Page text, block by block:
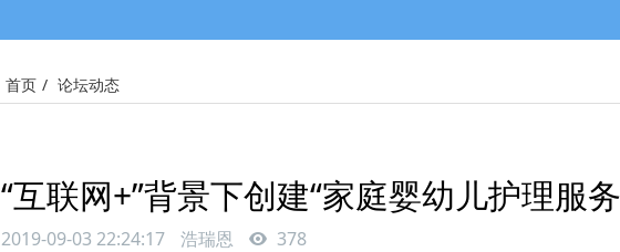
首页 论坛动态
“互联网+”背景下创建“家庭婴幼儿护理服
2019-09-03 22:24:17 浩瑞恩 378